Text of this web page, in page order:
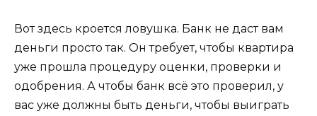
Вот здесь кроется ловушка. Банк не даст вам
деньги просто так. Он требует, чтобы квартира
уже прошла процедуру оценки, проверки и
одобрения. А чтобы банк всё это проверил, у
вас уже должны быть деньги, чтобы выиграть